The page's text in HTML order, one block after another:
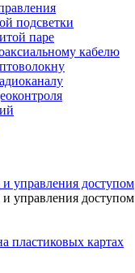
подсветки
паре
кабелю
управления доступом
управления доступом
пластиковых картах